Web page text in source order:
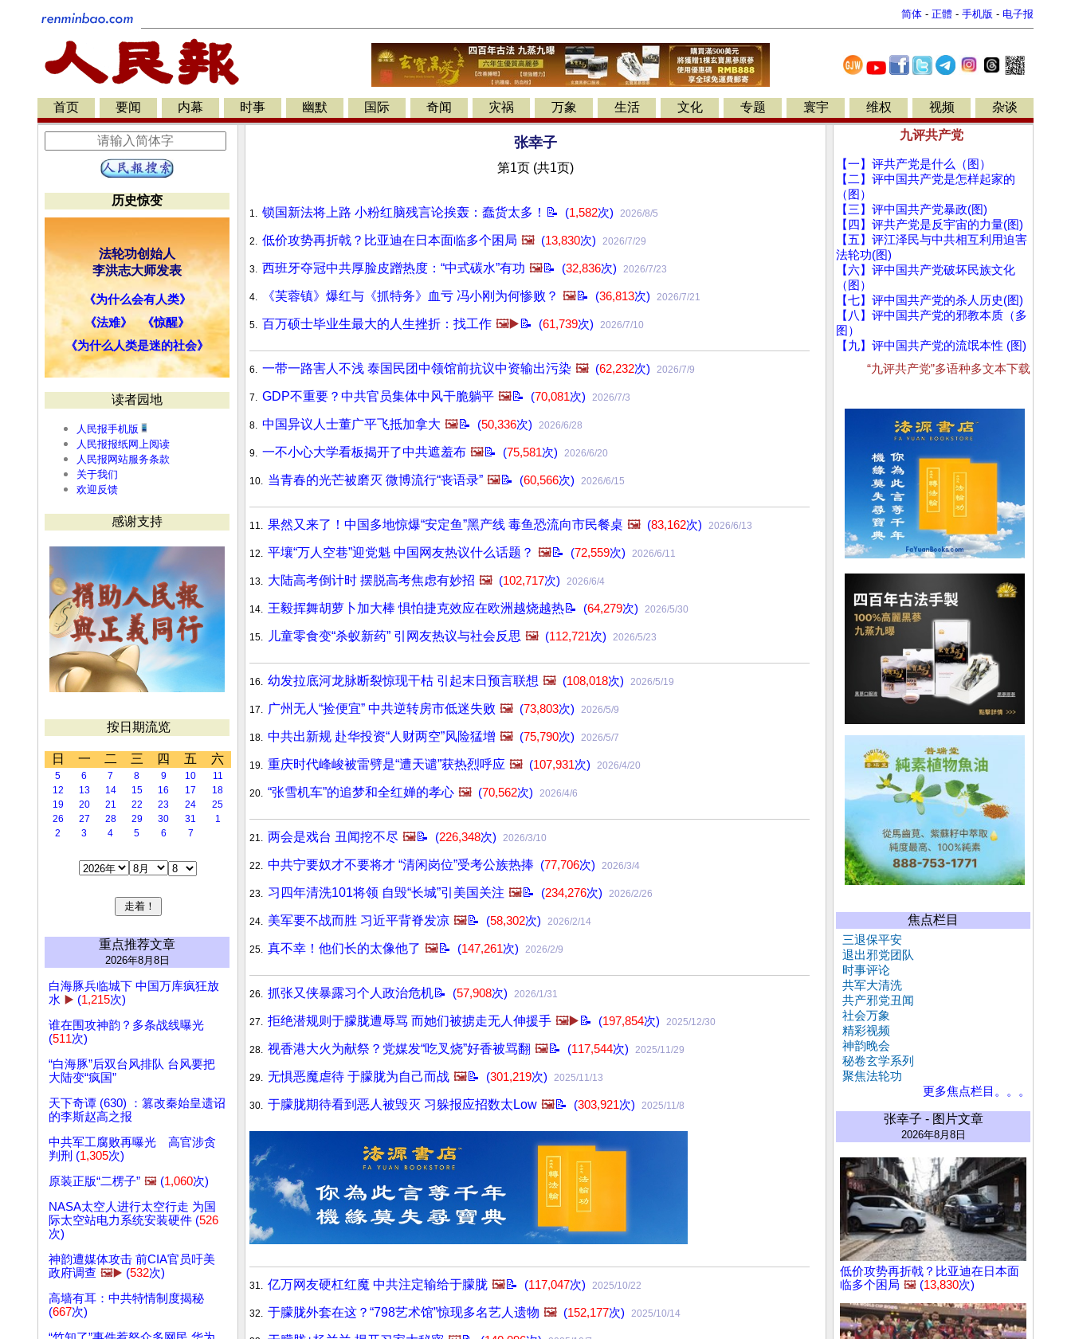
简体 - 正體 - 手机版 - 电子报
首页 要闻 内幕 时事 幽默 国际 奇闻 灾祸 万象 生活 文化 专题 寰宇 维权 视频 杂谈
历史惊变
法轮功创始人
李洪志大师发表
《为什么会有人类》
《法难》
《惊醒》
《为什么人类是迷的社会》
读者园地
人民报手机版
人民报报纸网上阅读
人民报网站服务条款
关于我们
欢迎反馈
感谢支持
按日期流览
日 一 二 三 四 五 六
5 6 7 8 9 10
11
12
13 14 15 16 17
18
19
20 21 22 23 24
25
26
27 28 29 30 31
1
2
3 4 5 6 7
重点推荐文章
2026年8月8日
白海豚兵临城下 中国万库疯狂放
水 ▶️ (1,215次)
谁在围攻神韵？多条战线曝光
(511次)
“白海豚”后双台风排队 台风要把
大陆变“疯国”
天下奇谭 (630) ：篡改秦始皇遗诏
的李斯赵高之报
中共军工腐败再曝光 高官涉贪
判刑 (1,305次)
原装正版“二楞子” 🖼️ (1,060次)
NASA太空人进行太空行走 为国
际太空站电力系统安装硬件 (526
次)
神韵遭媒体攻击 前CIA官员吁美
政府调查 🖼️▶️ (532次)
高墙有耳：中共特情制度揭秘
(667次)
张幸子
第1页 (共1页)
1. 锁国新法将上路 小粉红脑残言论挨轰：蠢货太多！📝 (1,582次) 2026/8/5
2. 低价攻势再折戟？比亚迪在日本面临多个困局 🖼️ (13,830次) 2026/7/29
3. 西班牙夺冠中共厚脸皮蹭热度：“中式碳水”有功 🖼️📝 (32,836次) 2026/7/23
4. 《芙蓉镇》爆红与《抓特务》血亏 冯小刚为何惨败？ 🖼️📝 (36,813次) 2026/7/21
5. 百万硕士毕业生最大的人生挫折：找工作 🖼️▶️ 📝 (61,739次) 2026/7/10
6. 一带一路害人不浅 泰国民团中领馆前抗议中资输出污染 🖼️ (62,232次) 2026/7/9
7. GDP不重要？中共官员集体中风干脆躺平 🖼️📝 (70,081次) 2026/7/3
8. 中国异议人士董广平飞抵加拿大 🖼️📝 (50,336次) 2026/6/28
9. 一不小心大学看板揭开了中共遮羞布 🖼️📝 (75,581次) 2026/6/20
10. 当青春的光芒被磨灭 微博流行“丧语录” 🖼️📝 (60,566次) 2026/6/15
11. 果然又来了！中国多地惊爆“安定鱼”黑产线 毒鱼恐流向市民餐桌 🖼️ (83,162次) 2026/6/13
12. 平壤“万人空巷”迎党魁 中国网友热议什么话题？ 🖼️📝 (72,559次) 2026/6/11
13. 大陆高考倒计时 摆脱高考焦虑有妙招 🖼️ (102,717次) 2026/6/4
14. 王毅挥舞胡萝卜加大棒 惧怕捷克效应在欧洲越烧越热📝 (64,279次) 2026/5/30
15. 儿童零食变“杀蚁新药” 引网友热议与社会反思 🖼️ (112,721次) 2026/5/23
16. 幼发拉底河龙脉断裂惊现干枯 引起末日预言联想 🖼️ (108,018次) 2026/5/19
17. 广州无人“捡便宜” 中共逆转房市低迷失败 🖼️ (73,803次) 2026/5/9
18. 中共出新规 赴华投资“人财两空”风险猛增 🖼️ (75,790次) 2026/5/7
19. 重庆时代峰峻被雷劈是“遭天谴”获热烈呼应 🖼️ (107,931次) 2026/4/20
20. “张雪机车”的追梦和全红婵的孝心 🖼️ (70,562次) 2026/4/6
21. 两会是戏台 丑闻挖不尽 🖼️📝 (226,348次) 2026/3/10
22. 中共宁要奴才不要将才 “清闲岗位”受考公族热捧 (77,706次) 2026/3/4
23. 习四年清洗101将领 自毁“长城”引美国关注 🖼️📝 (234,276次) 2026/2/26
24. 美军要不战而胜 习近平背脊发凉 🖼️📝 (58,302次) 2026/2/14
25. 真不幸！他们长的太像他了 🖼️📝 (147,261次) 2026/2/9
26. 抓张又侠暴露习个人政治危机📝 (57,908次) 2026/1/31
27. 拒绝潜规则于朦胧遭辱骂 而她们被掳走无人伸援手 🖼️▶️ 📝 (197,854次) 2025/12/30
28. 视香港大火为献祭？党媒发“吃叉烧”好香被骂翻 🖼️📝 (117,544次) 2025/11/29
29. 无惧恶魔虐待 于朦胧为自己而战 🖼️📝 (301,219次) 2025/11/13
30. 于朦胧期待看到恶人被毁灭 习躲报应招数太Low 🖼️📝 (303,921次) 2025/11/8
31. 亿万网友硬杠红魔 中共注定输给于朦胧 🖼️📝 (117,047次) 2025/10/22
32. 于朦胧外套在这？“798艺术馆”惊现多名艺人遗物 🖼️ (152,177次) 2025/10/14
九评共产党
【一】评共产党是什么（图）
【二】评中国共产党是怎样起家的
（图）
【三】评中国共产党暴政(图)
【四】评共产党是反宇宙的力量(图)
【五】评江泽民与中共相互利用迫害
法轮功(图)
【六】评中国共产党破坏民族文化
（图）
【七】评中国共产党的杀人历史(图)
【八】评中国共产党的邪教本质（多
图）
【九】评中国共产党的流氓本性 (图)
“九评共产党”多语种多文本下载
焦点栏目
三退保平安
退出邪党团队
时事评论
共军大清洗
共产邪党丑闻
社会万象
精彩视频
神韵晚会
秘卷玄学系列
聚焦法轮功
更多焦点栏目。。。
张幸子 - 图片文章
2026年8月8日
低价攻势再折戟？比亚迪在日本面
临多个困局 🖼️ (13,830次)